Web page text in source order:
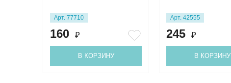
Арт. 77710
160 ₽
В КОРЗИНУ
Арт. 42555
245 ₽
В КОРЗИНУ